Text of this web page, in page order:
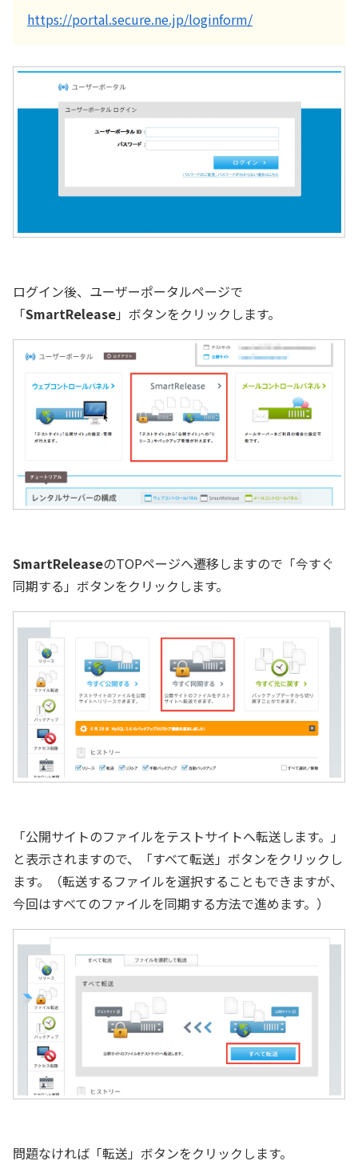
https://portal.secure.ne.jp/loginform/
ログイン後、ユーザーポータルページで
「SmartRelease」ボタンをクリックします。
SmartReleaseのTOPページへ遷移しますので「今すぐ
同期する」ボタンをクリックします。
「公開サイトのファイルをテストサイトへ転送します。」
と表示されますので、「すべて転送」ボタンをクリックし
ます。（転送するファイルを選択することもできますが、
今回はすべてのファイルを同期する方法で進めます。）
問題なければ「転送」ボタンをクリックします。